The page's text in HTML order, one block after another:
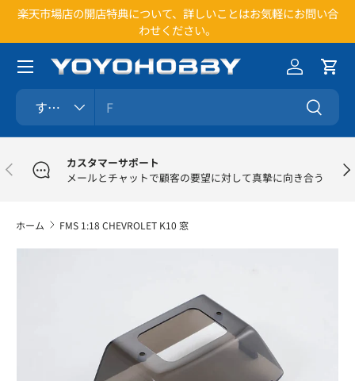
コンテンツへスキップ
楽天市場店の開店特典について、詳しいことはお気軽にお問い合
わせください。
検索
商品タイプ
すべて 検索
ログインカ
メニュー
前 次
カスタマーサポート
メールとチャットで顧客の要望に対して真摯に向き合う
ホーム FMS 1:18 CHEVROLET K10 窓